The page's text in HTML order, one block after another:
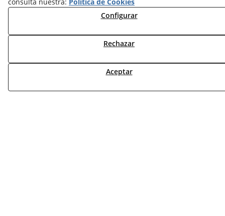
TARIFAS FABRICANTES
Configurar
Rechazar
Aceptar